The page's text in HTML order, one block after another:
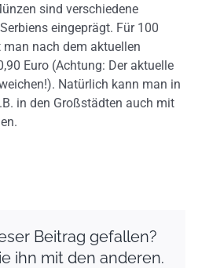
sind verschiedene
eingeprägt. Für 100
nach dem aktuellen
Euro (Achtung: Der aktuelle
Natürlich kann man in
in den Großstädten auch mit
Beitrag gefallen?
ihn mit den anderen.